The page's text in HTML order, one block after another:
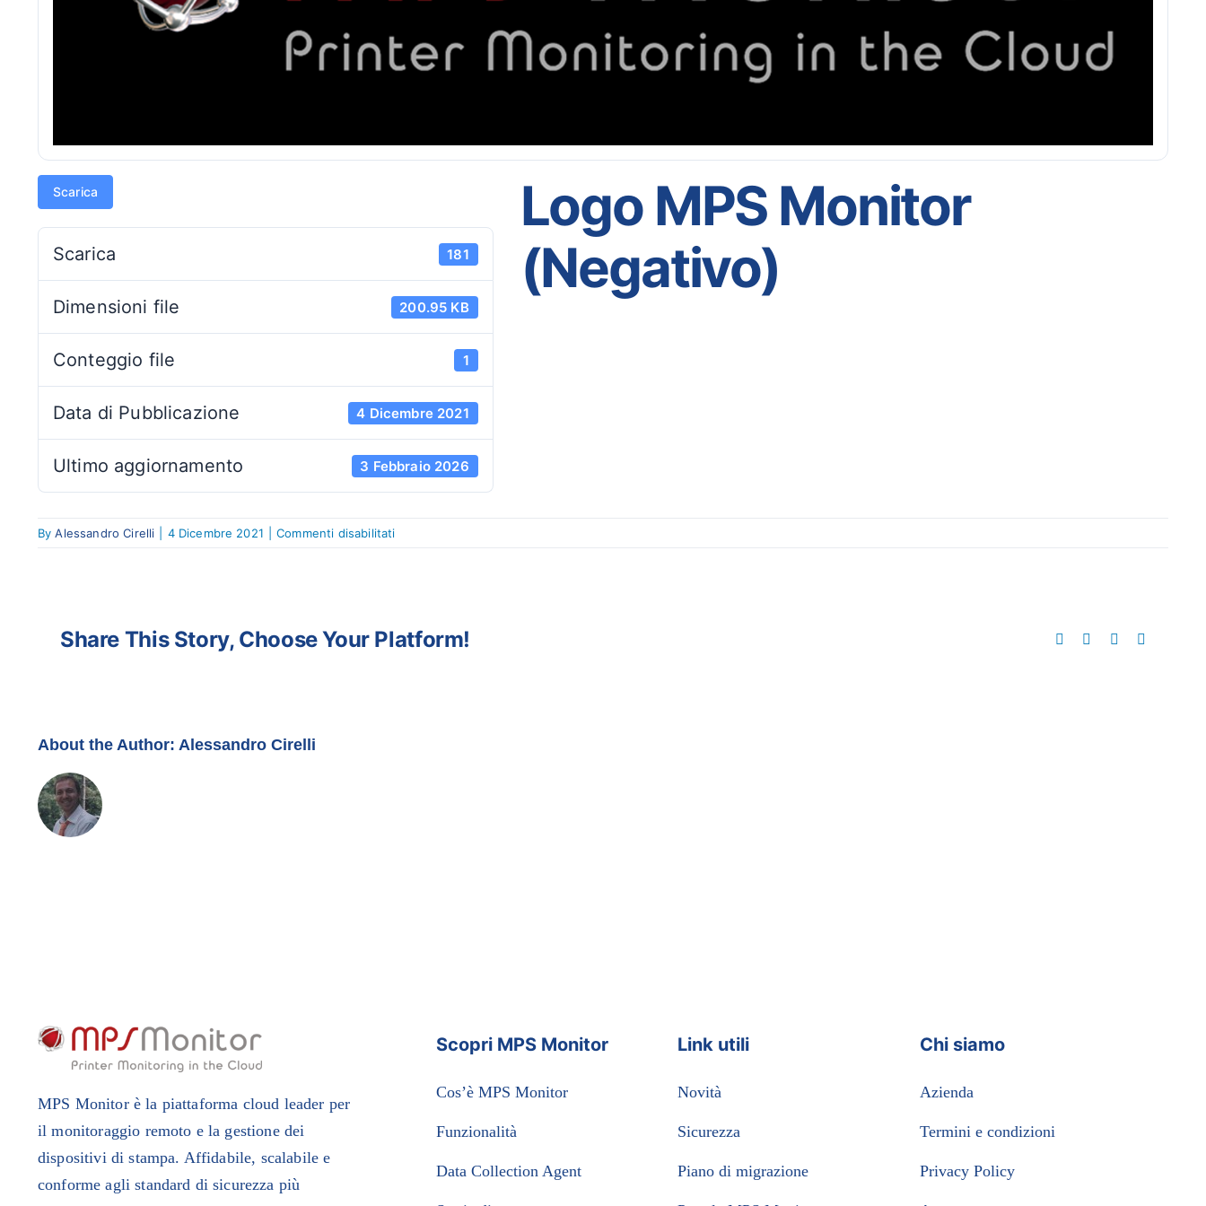
Scarica
Scarica 181
Dimensioni file 200.95 KB
Conteggio file 1
Data di Pubblicazione 4 Dicembre 2021
Ultimo aggiornamento 3 Febbraio 2026
Logo MPS Monitor
(Negativo)
ByAlessandro Cirelli 4 Dicembre 2021 Commenti disabilitatisu
Share This Story, Choose Your Platform! Facebook LinkedIn
About the Author: Alessandro Cirelli
MPS Monitor è la piattaforma cloud leader per
il monitoraggio remoto e la gestione dei
dispositivi di stampa. Affidabile, scalabile e
conforme agli standard di sicurezza più
Scopri MPS Monitor
Cos’è MPS Monitor
Funzionalità
Data Collection Agent
Link utili
Novità
Sicurezza
Piano di migrazione
Chi siamo
Azienda
Termini e condizioni
Privacy Policy